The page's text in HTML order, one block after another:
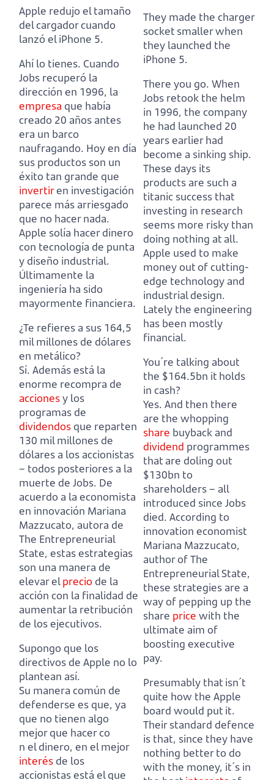
Apple redujo el tamaño
del cargador cuando
lanzó el iPhone 5.
Ahí lo tienes. Cuando
Jobs recuperó la
dirección en 1996, la
empresa que había
creado 20 años antes
era un barco
naufragando. Hoy en día
sus productos son un
éxito tan grande que
invertiren investigación
parece más arriesgado
que no hacer nada.
Apple solía hacer dinero
con tecnología de punta
y diseño industrial.
Últimamente la
ingeniería ha sido
mayormente financiera.
¿Te refieres a sus 164,5
mil millones de dólares
en metálico?
Sí. Además está la
enorme recompra de
accionesy los
programas de
dividendos que reparten
130 mil millones de
dólares a los accionistas
– todos posteriores a la
muerte de Jobs. De
acuerdo a la economista
en innovación Mariana
Mazzucato, autora de
The Entrepreneurial
State, estas estrategias
son una manera de
elevar elprecio de la
acción con la finalidad de
aumentar la retribución
de los ejecutivos.
Supongo que los
directivos de Apple no lo
plantean así.
Su manera común de
defenderse es que, ya
que no tienen algo
mejor que hacer co
n el dinero, en el mejor
interés de los
accionistas está el que
They made the charger
socket smaller when
they launched the
iPhone 5.
There you go. When
Jobs retook the helm
in 1996, the company
he had launched 20
years earlier had
become a sinking ship.
These days its
products are such a
titanic success that
investing in research
seems more risky than
doing nothing at all.
Apple used to make
money out of cutting-
edge technology and
industrial design.
Lately the engineering
has been mostly
financial.
You´re talking about
the $164.5bn it holds
in cash?
Yes. And then there
are the whopping
share buyback and
dividend programmes
that are doling out
$130bn to
shareholders – all
introduced since Jobs
died. According to
innovation economist
Mariana Mazzucato,
author of The
Entrepreneurial State,
these strategies are a
way of pepping up the
share price with the
ultimate aim of
boosting executive
pay.
Presumably that isn´t
quite how the Apple
board would put it.
Their standard defence
is that, since they have
nothing better to do
with the money, it´s in